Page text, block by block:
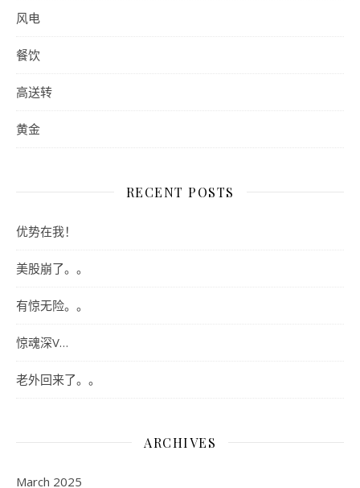
风电
餐饮
高送转
黄金
RECENT POSTS
优势在我！
美股崩了。。
有惊无险。。
惊魂深V…
老外回来了。。
ARCHIVES
March 2025